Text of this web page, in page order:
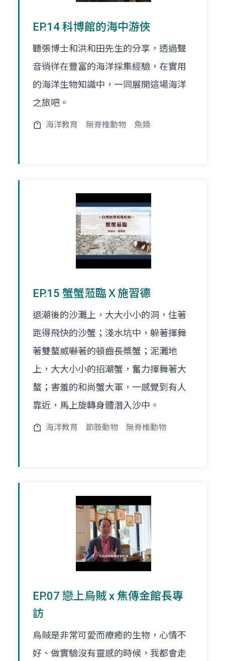
EP.14 科博館的海中游俠
聽張博士和洪和田先生的分享，透過聲
音徜徉在豐富的海洋採集經驗，在實用
的海洋生物知識中，一同展開這場海洋
之旅吧。
海洋教育 無脊椎動物 魚類
EP.15 蟹蟹蒞臨Ｘ施習德
退潮後的沙灘上，大大小小的洞，住著
跑得飛快的沙蟹；淺水坑中，躲著揮舞
著雙螯威嚇著的頓齒長槳蟹；泥灘地
上，大大小小的招潮蟹，奮力揮舞著大
螯；害羞的和尚蟹大軍，一感覺到有人
靠近，馬上旋轉身體潛入沙中。
海洋教育 節肢動物 無脊椎動物
EP.07 戀上烏賊 x 焦傳金館長專
訪
烏賊是非常可愛而療癒的生物，心情不
好、做實驗沒有靈感的時候，我都會走